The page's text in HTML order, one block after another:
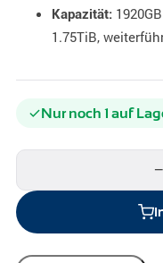
Kapazität:
1.75TiB,
Nur noch 1 auf
−